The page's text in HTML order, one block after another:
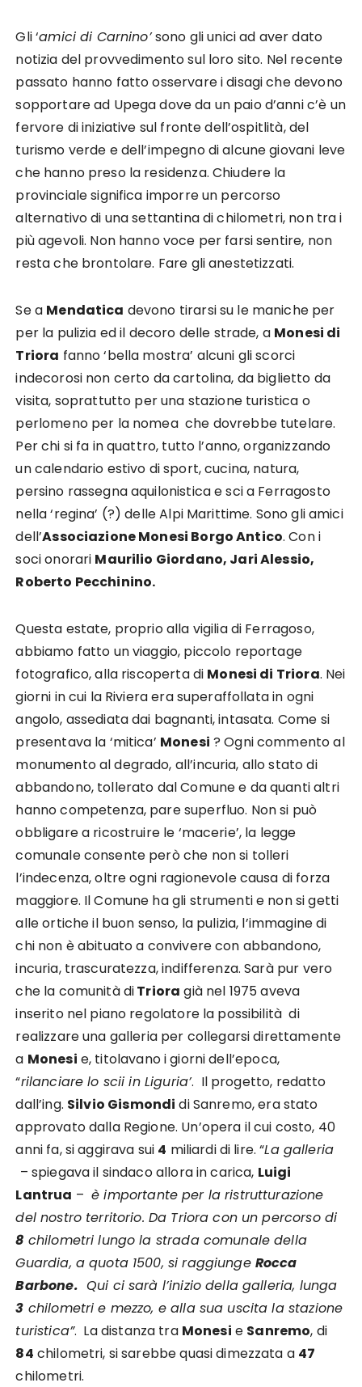
Gli ‘amici di Carnino’sono gli unici ad aver dato
notizia del provvedimento sul loro sito. Nel recente
passato hanno fatto osservare i disagi che devono
sopportare ad Upega dove da un paio d’anni c’è un
fervore di iniziative sul fronte dell’ospitlità, del
turismo verde e dell’impegno di alcune giovani leve
che hanno preso la residenza. Chiudere la
provinciale significa imporre un percorso
alternativo di una settantina di chilometri, non tra i
più agevoli. Non hanno voce per farsi sentire, non
resta che brontolare. Fare gli anestetizzati.
Se a Mendatica devono tirarsi su le maniche per
per la pulizia ed il decoro delle strade, a Monesi di
Triora fanno ‘bella mostra’ alcuni gli scorci
indecorosi non certo da cartolina, da biglietto da
visita, soprattutto per una stazione turistica o
perlomeno per la nomea che dovrebbe tutelare.
Per chi si fa in quattro, tutto l’anno, organizzando
un calendario estivo di sport, cucina, natura,
persino rassegna aquilonistica e sci a Ferragosto
nella ‘regina’ (?) delle Alpi Marittime. Sono gli amici
dell’Associazione Monesi Borgo Antico. Con i
soci onorari Maurilio Giordano, Jari Alessio,
Roberto Pecchinino.
Questa estate, proprio alla vigilia di Ferragoso,
abbiamo fatto un viaggio, piccolo reportage
fotografico, alla riscoperta di Monesi di Triora. Nei
giorni in cui la Riviera era superaffollata in ogni
angolo, assediata dai bagnanti, intasata. Come si
presentava la ‘mitica’ Monesi ? Ogni commento al
monumento al degrado, all’incuria, allo stato di
abbandono, tollerato dal Comune e da quanti altri
hanno competenza, pare superfluo. Non si può
obbligare a ricostruire le ‘macerie’, la legge
comunale consente però che non si tolleri
l’indecenza, oltre ogni ragionevole causa di forza
maggiore. Il Comune ha gli strumenti e non si getti
alle ortiche il buon senso, la pulizia, l’immagine di
chi non è abituato a convivere con abbandono,
incuria, trascuratezza, indifferenza. Sarà pur vero
che la comunità diTriora già nel 1975 aveva
inserito nel piano regolatore la possibilità di
realizzare una galleria per collegarsi direttamente
a Monesi e, titolavano i giorni dell’epoca,
“rilanciare lo scii in Liguria’. Il progetto, redatto
dall’ing. Silvio Gismondi di Sanremo, era stato
approvato dalla Regione. Un’opera il cui costo, 40
anni fa, si aggirava sui 4 miliardi di lire. “La galleria
– spiegava il sindaco allora in carica, Luigi
Lantrua – è importante per la ristrutturazione
del nostro territorio. Da Triora con un percorso di
8 chilometri lungo la strada comunale della
Guardia, a quota 1500, si raggiunge Rocca
Barbone. Qui ci sarà l’inizio della galleria, lunga
3 chilometri e mezzo, e alla sua uscita la stazione
turistica”. La distanza tra Monesi e Sanremo, di
84 chilometri, si sarebbe quasi dimezzata a 47
chilometri.